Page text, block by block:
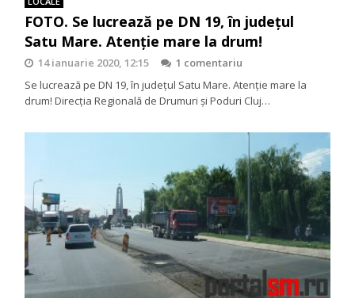
FOTO. Se lucrează pe DN 19, în județul
Satu Mare. Atenție mare la drum!
14 ianuarie 2020, 12:15
1 comentariu
Se lucrează pe DN 19, în județul Satu Mare. Atenție mare la
drum! Direcția Regională de Drumuri și Poduri Cluj…